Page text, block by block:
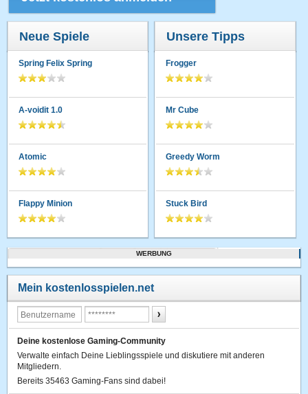
Neue Spiele
Spring Felix Spring
A-voidit 1.0
Atomic
Flappy Minion
Unsere Tipps
Frogger
Mr Cube
Greedy Worm
Stuck Bird
WERBUNG
Mein kostenlosspielen.net
Deine kostenlose Gaming-Community
Verwalte einfach Deine Lieblingsspiele und diskutiere mit anderen
Mitgliedern.
Bereits 35463 Gaming-Fans sind dabei!